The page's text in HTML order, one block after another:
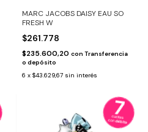
MARC JACOBS DAISY EAU SO
FRESH W
$261.778
$235.600,20 con Transferencia
o depósito
6 x $43.629,67 sin interés